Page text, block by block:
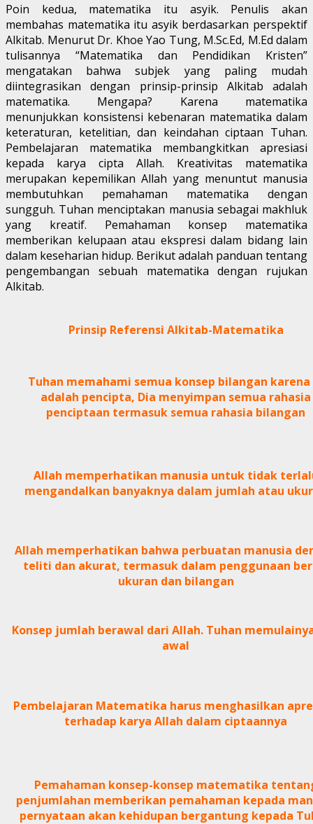
Poin kedua, matematika itu asyik. Penulis akan
membahas matematika itu asyik berdasarkan perspektif
Alkitab. Menurut Dr. Khoe Yao Tung, M.Sc.Ed, M.Ed dalam
tulisannya “Matematika dan Pendidikan Kristen”
mengatakan bahwa subjek yang paling mudah
diintegrasikan dengan prinsip-prinsip Alkitab adalah
matematika. Mengapa? Karena matematika
menunjukkan konsistensi kebenaran matematika dalam
keteraturan, ketelitian, dan keindahan ciptaan Tuhan.
Pembelajaran matematika membangkitkan apresiasi
kepada karya cipta Allah. Kreativitas matematika
merupakan kepemilikan Allah yang menuntut manusia
membutuhkan pemahaman matematika dengan
sungguh. Tuhan menciptakan manusia sebagai makhluk
yang kreatif. Pemahaman konsep matematika
memberikan kelupaan atau ekspresi dalam bidang lain
dalam keseharian hidup. Berikut adalah panduan tentang
pengembangan sebuah matematika dengan rujukan
Alkitab.
Prinsip Referensi Alkitab-Matematika
Tuhan memahami semua konsep bilangan karena
adalah pencipta, Dia menyimpan semua rahasia
penciptaan termasuk semua rahasia bilangan
Allah memperhatikan manusia untuk tidak
mengandalkan banyaknya dalam jumlah atau
Allah memperhatikan bahwa perbuatan manusia
teliti dan akurat, termasuk dalam penggunaan
ukuran dan bilangan
Konsep jumlah berawal dari Allah. Tuhan
awal
Pembelajaran Matematika harus menghasilkan
terhadap karya Allah dalam ciptaannya
Pemahaman konsep-konsep matematika
penjumlahan memberikan pemahaman kepada
pernyataan akan kehidupan bergantung kepada